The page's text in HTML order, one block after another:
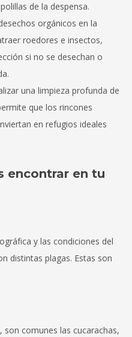
de la despensa.
orgánicos en la
roedores e insectos,
si no se desechan o
una limpieza profunda de
que los rincones
en refugios ideales
encontrar en tu
y las condiciones del
distintas plagas. Estas son
comunes las cucarachas,